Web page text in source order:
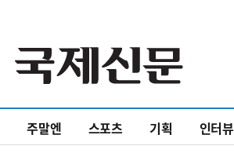
주말엔 스포츠 기획 인터뷰